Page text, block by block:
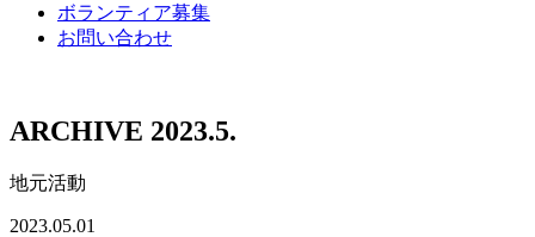
ボランティア募集
お問い合わせ
ARCHIVE 2023.5.
地元活動
2023.05.01